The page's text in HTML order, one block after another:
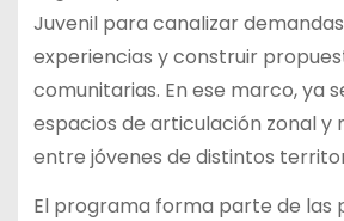
Juvenil para canalizar
experiencias y construir
comunitarias. En ese marco, ya
espacios de articulación zonal y
entre jóvenes de distintos
El programa forma parte de las